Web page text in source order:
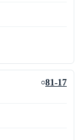
○81-17